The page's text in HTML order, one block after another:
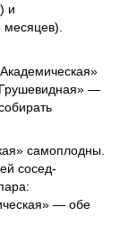
и
месяцев).
—
самоплодны.
сосед-
— обе